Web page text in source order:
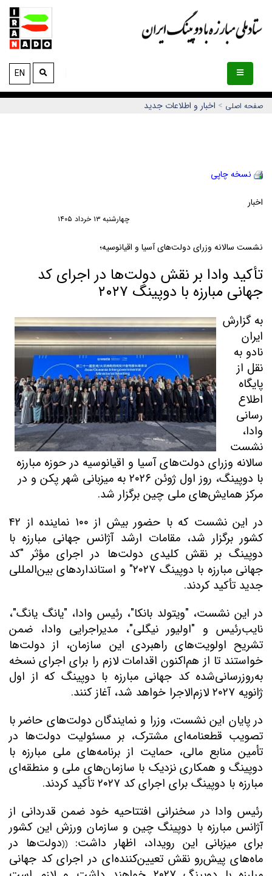
EN
صفحه اصلی > اخبار و اطلاعات جديد
نسخه چاپي
اخبار
چهارشنبه ١٣ خرداد ١٤٠٥
نشست سالانه وزرای دولت‌های آسیا و اقیانوسیه؛
تأکید وادا بر نقش دولت‌ها در اجرای کد
جهانی مبارزه با دوپینگ ۲۰۲۷
به گزارش
ایران
نادو به
نقل از
پایگاه
اطلاع
رسانی
وادا،
نشست
سالانه وزرای دولت‌های آسیا و اقیانوسیه در حوزه مبارزه
با دوپینگ، روز اول ژوئن ۲۰۲۶ به میزبانی شهر پکن و در
مرکز همایش‌های ملی چین برگزار شد.
در این نشست که با حضور بیش از ۱۰۰ نماینده از ۴۲
کشور برگزار شد، مقامات ارشد آژانس جهانی مبارزه با
دوپینگ بر نقش کلیدی دولت‌ها در اجرای مؤثر "کد
جهانی مبارزه با دوپینگ ۲۰۲۷" و استانداردهای بین‌المللی
جدید تأکید کردند.
در این نشست، "ویتولد بانکا"، رئیس وادا، "یانگ یانگ"،
نایب‌رئیس و "اولیور نیگلی"، مدیراجرایی وادا، ضمن
تشریح اولویت‌های راهبردی این سازمان، از دولت‌ها
خواستند تا از هم‌اکنون اقدامات لازم را برای اجرای نسخه
به‌روزرسانی‌شده کد جهانی مبارزه با دوپینگ که از اول
ژانویه ۲۰۲۷ لازم‌الاجرا خواهد شد، آغاز کنند.
در پایان این نشست، وزرا و نمایندگان دولت‌های حاضر با
تصویب قطعنامه‌ای مشترک، بر مسئولیت دولت‌ها در
تأمین منابع مالی، حمایت از برنامه‌های ملی مبارزه با
دوپینگ و همکاری نزدیک با سازمان‌های ملی و منطقه‌ای
مبارزه با دوپینگ برای اجرای کد ۲۰۲۷ تأکید کردند.
رئیس وادا در سخنرانی افتتاحیه خود ضمن قدردانی از
آژانس مبارزه با دوپینگ چین و سازمان ورزش این کشور
برای میزبانی این رویداد، اظهار داشت:
((دولت‌ها در
ماه‌های پیش‌رو نقش تعیین‌کننده‌ای در اجرای کد جهانی